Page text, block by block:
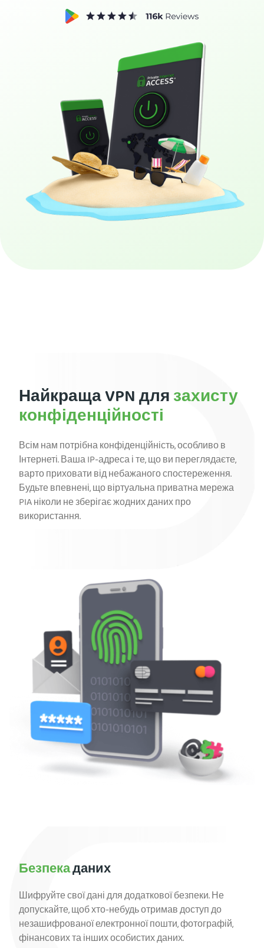
Найкраща VPN длязахисту
конфіденційності
Всім нам потрібна конфіденційність, особливо в
Інтернеті. Ваша IP-адреса і те, що ви переглядаєте,
варто приховати від небажаного спостереження.
Будьте впевнені, що віртуальна приватна мережа
PIA ніколи не зберігає жодних даних про
використання.
Безпекаданих
Шифруйте свої дані для додаткової безпеки. Не
допускайте, щоб хто-небудь отримав доступ до
незашифрованої електронної пошти, фотографій,
фінансових та інших особистих даних.